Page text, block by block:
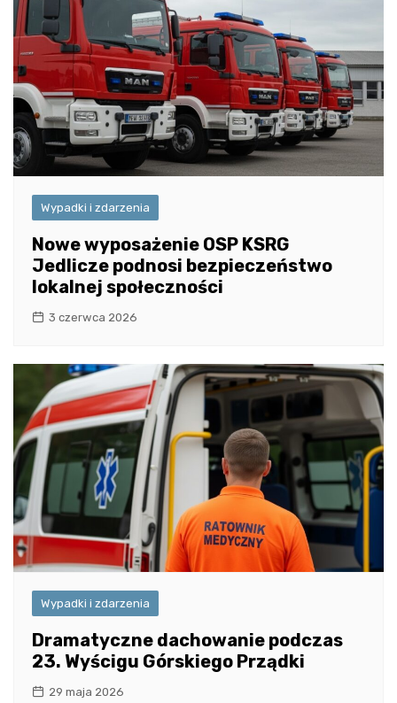
Wypadki i zdarzenia
Nowe wyposażenie OSP KSRG
Jedlicze podnosi bezpieczeństwo
lokalnej społeczności
3 czerwca 2026
Wypadki i zdarzenia
Dramatyczne dachowanie podczas
23. Wyścigu Górskiego Prządki
29 maja 2026